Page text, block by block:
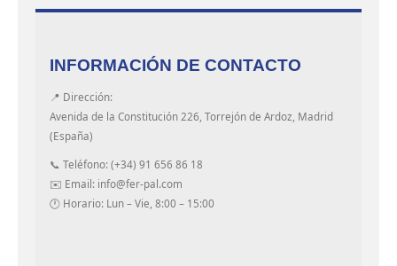
INFORMACIÓN DE CONTACTO
📍 Dirección:
Avenida de la Constitución 226, Torrejón de Ardoz, Madrid
(España)
📞 Teléfono: (+34) 91 656 86 18
✉️ Email: info@fer-pal.com
🕐 Horario: Lun – Vie, 8:00 – 15:00